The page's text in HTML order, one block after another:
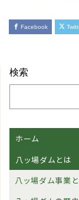
Facebook
検索
ホーム
八ッ場ダムとは
八ッ場ダム事業